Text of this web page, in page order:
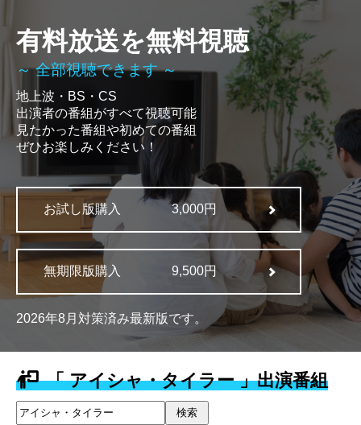
有料放送を無料視聴
～ 全部視聴できます ～
地上波・BS・CS
出演者の番組がすべて視聴可能
見たかった番組や初めての番組
ぜひお楽しみください！
お試し版購入 3,000円
無期限版購入 9,500円
2026年8月対策済み最新版です。
「 アイシャ・タイラー 」出演番組
検索